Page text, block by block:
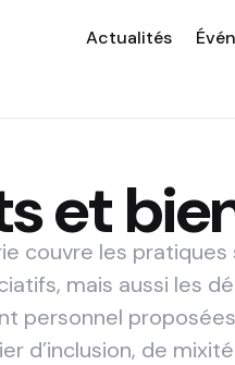
Actualités
et
couvre les
mais aussi les
personnel
d’inclusion, de